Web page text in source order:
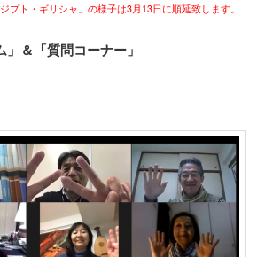
ト・ギリシャ」の様子は3月13日に順延致します。
＆「質問コーナー」